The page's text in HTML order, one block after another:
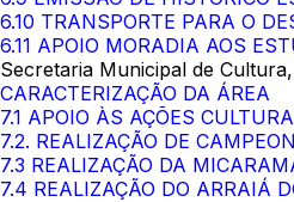
6.10 TRANSPORTE PARA O
6.11 APOIO MORADIA AOS
Secretaria Municipal de
CARACTERIZAÇÃO DA ÁREA
7.1 APOIO ÀS AÇÕES
7.2. REALIZAÇÃO DE
7.3 REALIZAÇÃO DA
7.4 REALIZAÇÃO DO ARRAIÁ